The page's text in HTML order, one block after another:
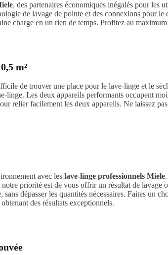
, des partenaires économiques inégalés pour les
de lavage de pointe et des connexions pour
charge en un rien de temps. Profitez au
m²
de trouver une place pour le lave-linge et le
linge. Les deux appareils performants occupent
relier facilement les deux appareils. Ne laissez
avec leslave-linge professionnels Miele
priorité est de vous offrir un résultat de
sans dépasser les quantités nécessaires. Faites
des résultats exceptionnels.